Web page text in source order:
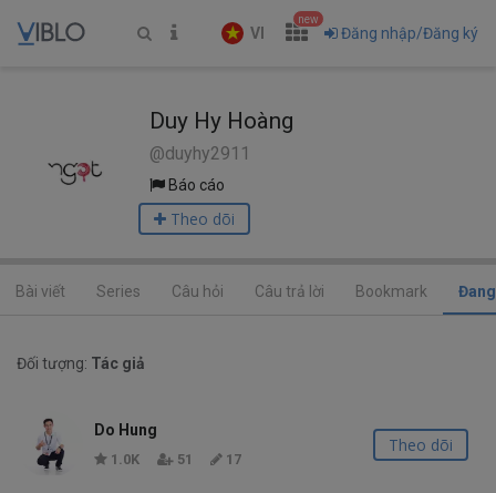
VI
new
Đăng nhập/Đăng ký
Duy Hy Hoàng
@duyhy2911
Báo cáo
Theo dõi
Bài viết Series Câu hỏi Câu trả lời Bookmark
Đối tượng: Tác giả
Do Hung
1.0K 51 17
Theo dõi